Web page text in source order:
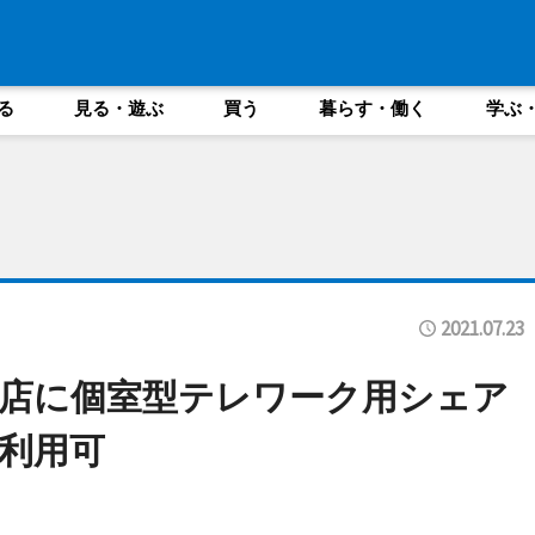
見る・遊ぶ 買う 暮らす・働く 学ぶ
2021.07.23
に個室型テレワーク用シェア
用可